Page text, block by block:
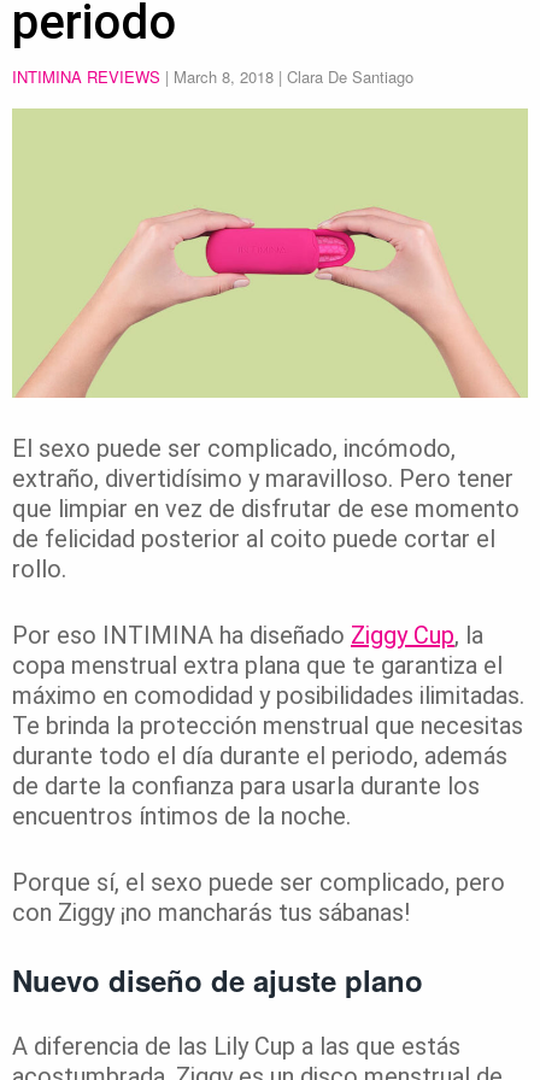
periodo
INTIMINA REVIEWS | March 8, 2018 | Clara De Santiago
El sexo puede ser complicado, incómodo,
extraño, divertidísimo y maravilloso. Pero tener
que limpiar en vez de disfrutar de ese momento
de felicidad posterior al coito puede cortar el
rollo.
Por eso INTIMINA ha diseñado Ziggy Cup, la
copa menstrual extra plana que te garantiza el
máximo en comodidad y posibilidades ilimitadas.
Te brinda la protección menstrual que necesitas
durante todo el día durante el periodo, además
de darte la confianza para usarla durante los
encuentros íntimos de la noche.
Porque sí, el sexo puede ser complicado, pero
con Ziggy ¡no mancharás tus sábanas!
Nuevo diseño de ajuste plano
A diferencia de las Lily Cup a las que estás